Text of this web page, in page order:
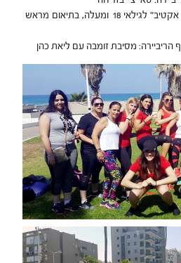
חמישי 18 במאי, יום ספורט ב"גו אקטיב" לגילאי 18 ומעלה, בתיאום מראש